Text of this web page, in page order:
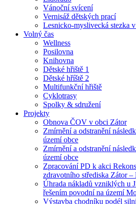
Vánoční svícení
Vernisáž dětských prací
Lesnicko-myslivecká stezka
Volný čas
Wellness
Posilovna
Knihovna
Dětské hřiště 1
Dětské hříště 2
Multifunkční hřiště
Cyklotrasy
Spolky & sdružení
Projekty
Obnova ČOV v obci Zátor
Zmírnění a odstranění
území obce
Zmírnění a odstranění
území obce
Zpracování PD k akci
zdravotního střediska Zátor
Úhrada nákladů vzniklých u
řešením povodní na území
Výstavba chodníku podél